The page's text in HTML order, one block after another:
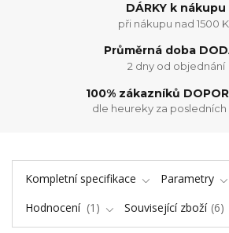
DÁRKY k nákupu
při nákupu nad 1500
Průměrná doba
2 dny od objednání
100% zákazníků
dle heureky za posledních
Kompletní specifikace
Parametry
Hodnocení
1 Související zboží 6